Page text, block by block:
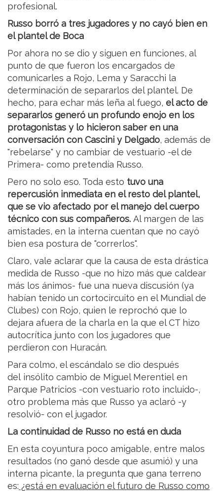
profesional.
Russo borró a tres jugadores y no cayó bien en
el plantel de Boca
Por ahora no se dio y siguen en funciones, al
punto de que fueron los encargados de
comunicarles a Rojo, Lema y Saracchi la
determinación de separarlos del plantel. De
hecho, para echar más leña al fuego, el acto de
separarlos generó un profundo enojo en los
protagonistas y lo hicieron saber en una
conversación con Cascini y Delgado, además de
"rebelarse" y no cambiar de vestuario -el de
Primera- como pretendía Russo.
Pero no solo eso. Toda esto tuvo una
repercusión inmediata en el resto del plantel,
que se vio afectado por el manejo del cuerpo
técnico con sus compañeros. Al margen de las
amistades, en la interna cuentan que no cayó
bien esa postura de "correrlos".
Claro, vale aclarar que la causa de esta drástica
medida de Russo -que no hizo más que caldear
más los ánimos- fue una nueva discusión (ya
habían tenido un cortocircuito en el Mundial de
Clubes) con Rojo, quien le reprochó que lo
dejara afuera de la charla en la que el CT hizo
autocrítica junto con los jugadores que
perdieron con Huracán.
Para colmo, el escándalo se dio después
del insólito cambio de Miguel Merentiel en
Parque Patricios -con vestuario roto incluido-,
otro problema más que Russo ya aclaró -y
resolvió- con el jugador.
La continuidad de Russo no está en duda
En esta coyuntura poco amigable, entre malos
resultados (no ganó desde que asumió) y una
interna picante, la pregunta que gana terreno
es: ¿está en evaluación el futuro de Russo como